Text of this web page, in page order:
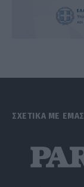
ΣΧΕΤΙΚΑ ΜΕ ΕΜΑΣ